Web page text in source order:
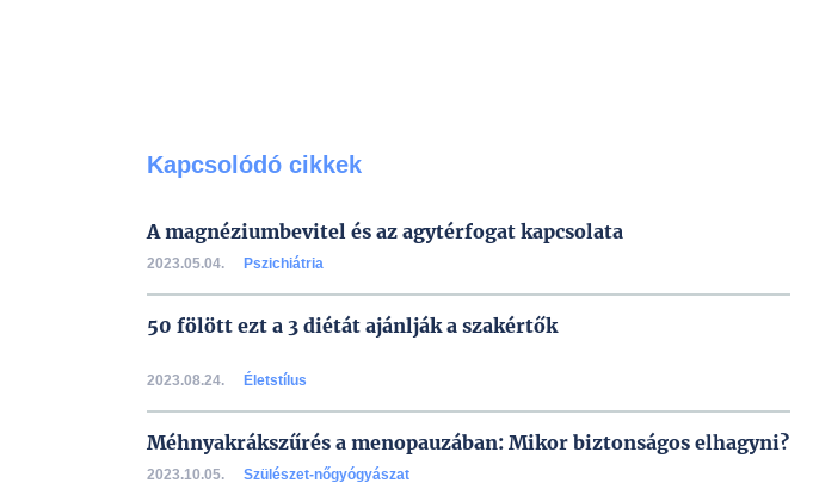
Kapcsolódó cikkek
A magnéziumbevitel és az agytérfogat kapcsolata
2023.05.04. Pszichiátria
50 fölött ezt a 3 diétát ajánlják a szakértők
2023.08.24. Életstílus
Méhnyakrákszűrés a menopauzában: Mikor biztonságos elhagyni?
2023.10.05. Szülészet-nőgyógyászat